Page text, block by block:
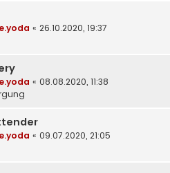
« 26.10.2020, 19:37
« 08.08.2020, 11:38
« 09.07.2020, 21:05